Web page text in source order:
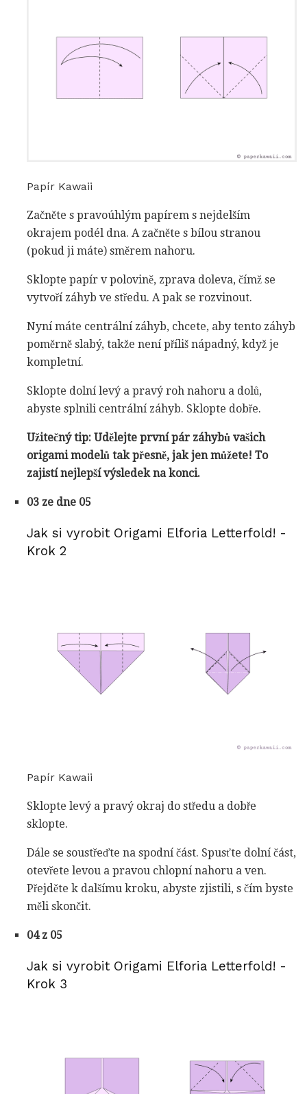
Papír Kawaii
Začněte s pravoúhlým papírem s nejdelším
okrajem podél dna. A začněte s bílou stranou
(pokud ji máte) směrem nahoru.
Sklopte papír v polovině, zprava doleva, čímž se
vytvoří záhyb ve středu. A pak se rozvinout.
Nyní máte centrální záhyb, chcete, aby tento záhyb
poměrně slabý, takže není příliš nápadný, když je
kompletní.
Sklopte dolní levý a pravý roh nahoru a dolů,
abyste splnili centrální záhyb. Sklopte dobře.
Užitečný tip: Udělejte první pár záhybů vašich
origami modelů tak přesně, jak jen můžete! To
zajistí nejlepší výsledek na konci.
03 ze dne 05
Jak si vyrobit Origami Elforia Letterfold! -
Krok 2
Papír Kawaii
Sklopte levý a pravý okraj do středu a dobře
sklopte.
Dále se soustřeďte na spodní část. Spusťte dolní část,
otevřete levou a pravou chlopní nahoru a ven.
Přejděte k dalšímu kroku, abyste zjistili, s čím byste
měli skončit.
04 z 05
Jak si vyrobit Origami Elforia Letterfold! -
Krok 3